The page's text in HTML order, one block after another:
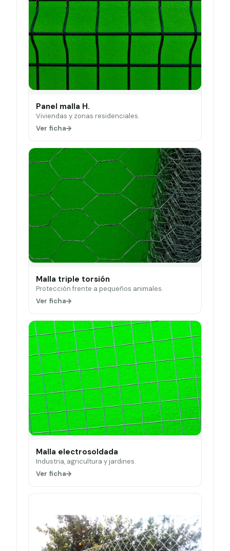
Panel malla H.
Viviendas y zonas residenciales.
Ver ficha
Malla triple torsión
Protección frente a pequeños animales.
Ver ficha
Malla electrosoldada
Industria, agricultura y jardines.
Ver ficha